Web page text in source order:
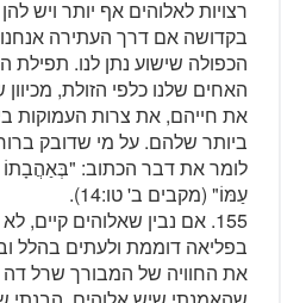
רצויות לאלוהים אף יותר ויש
בקדושה אם דרך העתירה
הכפולה שישוע נתן לנו. תפילת
האחים שלנו כלפי הזולת,
את חייהם, את צרות העמוקות
ביותר שלהם. על מי שדובק
לומר את דבר הכתוב:
עַמּוֹ" (מקבים ב' טו:14).
155. אם נבין שאלוהים קיים,
בפליאה דוממת ולעתים בהלל
את החוויה של המבורך שרל